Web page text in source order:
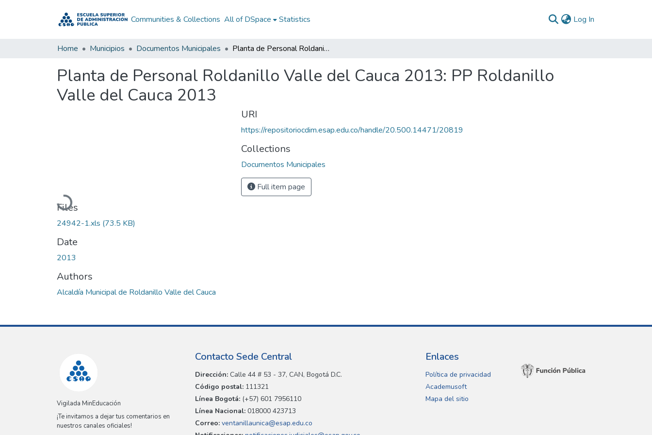
Communities & Collections All of DSpace Statistics Log In
Home Municipios Documentos Municipales Planta de Personal Roldanillo Valle del Cauca 2013: PP Roldanillo Valle del Cauca 2013
Planta de Personal Roldanillo Valle del Cauca 2013: PP Roldanillo
Valle del Cauca 2013
Loading...
Files
24942-1.xls (73.5 KB)
Date
2013
Authors
Alcaldía Municipal de Roldanillo Valle del Cauca
URI
https://repositoriocdim.esap.edu.co/handle/20.500.14471/20819
Collections
Documentos Municipales
Full item page
Vigilada MinEducación
¡Te invitamos a dejar tus comentarios en
nuestros canales oficiales!
Contacto Sede Central
Dirección: Calle 44 # 53 - 37, CAN, Bogotá D.C.
Código postal: 111321
Línea Bogotá: (+57) 601 7956110
Línea Nacional: 018000 423713
Correo: ventanillaunica@esap.edu.co
Enlaces
Política de privacidad
Academusoft
Mapa del sitio